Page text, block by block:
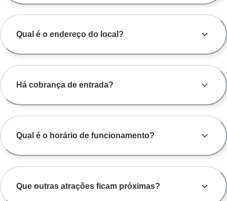
Qual é o endereço do local?
Há cobrança de entrada?
Qual é o horário de funcionamento?
Que outras atrações ficam próximas?